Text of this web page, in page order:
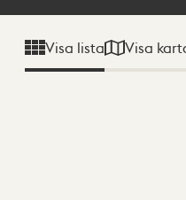
Visa lista Visa